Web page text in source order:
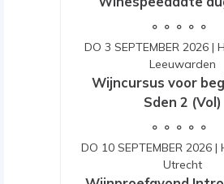
DO 3 SEPTEMBER 2026 |
Leeuwarden
Wijncursus voor
Sden 2 (Vol)
DO 10 SEPTEMBER 2026 |
Utrecht